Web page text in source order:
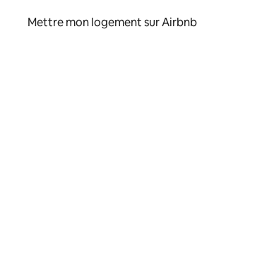
Mettre mon logement sur Airbnb